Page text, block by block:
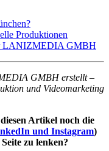
Produktionen
LANIZMEDIA GMBH
GMBH erstellt –
und Videomarketing
Artikel noch die
und Instagram)
zu lenken?